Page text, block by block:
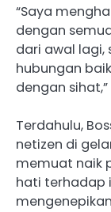
“Saya
dengan
dari awal
hubungan
dengan
Terdahulu,
netizen di
memuat naik
hati terhadap